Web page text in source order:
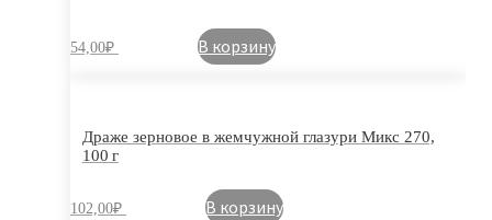
54,00₽ В корзину
Драже зерновое в жемчужной глазури Микс 270,
100 г
102,00₽ В корзину